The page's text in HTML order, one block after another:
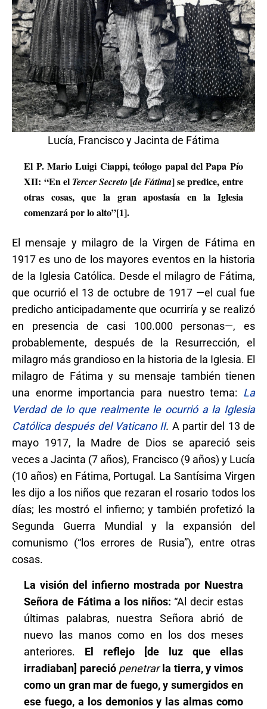
Lucía, Francisco y Jacinta de Fátima
El P. Mario Luigi Ciappi, teólogo papal del Papa Pío
XII: “En el Tercer Secreto [de Fátima] se predice, entre
otras cosas, que la gran apostasía en la Iglesia
comenzará por lo alto”[1].
El mensaje y milagro de la Virgen de Fátima en
1917 es uno de los mayores eventos en la historia
de la Iglesia Católica. Desde el milagro de Fátima,
que ocurrió el 13 de octubre de 1917 —el cual fue
predicho anticipadamente que ocurriría y se realizó
en presencia de casi 100.000 personas—, es
probablemente, después de la Resurrección, el
milagro más grandioso en la historia de la Iglesia. El
milagro de Fátima y su mensaje también tienen
una enorme importancia para nuestro tema: La
Verdad de lo que realmente le ocurrió a la Iglesia
Católica después del Vaticano II. A partir del 13 de
mayo 1917, la Madre de Dios se apareció seis
veces a Jacinta (7 años), Francisco (9 años) y Lucía
(10 años) en Fátima, Portugal. La Santísima Virgen
les dijo a los niños que rezaran el rosario todos los
días; les mostró el infierno; y también profetizó la
Segunda Guerra Mundial y la expansión del
comunismo (“los errores de Rusia”), entre otras
cosas.
La visión del infierno mostrada por Nuestra
Señora de Fátima a los niños: “Al decir estas
últimas palabras, nuestra Señora abrió de
nuevo las manos como en los dos meses
anteriores. El reflejo [de luz que ellas
irradiaban] pareció penetrarla tierra, y vimos
como un gran mar de fuego, y sumergidos en
ese fuego, a los demonios y las almas como